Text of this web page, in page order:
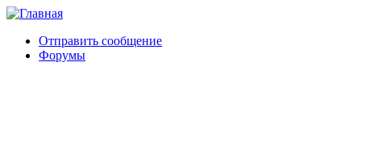
Отправить сообщение
Форумы